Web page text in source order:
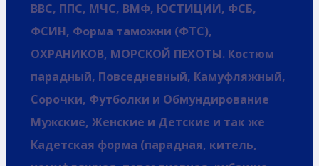
ВВС, ППС, МЧС, ВМФ, ЮСТИЦИИ, ФСБ,
ФСИН, Форма таможни (ФТС),
ОХРАНИКОВ, МОРСКОЙ ПЕХОТЫ. Костюм
парадный, Повседневный, Камуфляжный,
Сорочки, Футболки и Обмундирование
Мужские, Женские и Детские и так же
Кадетская форма (парадная, китель,